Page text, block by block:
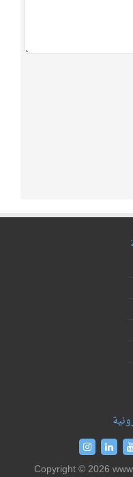
Copyright © 2026